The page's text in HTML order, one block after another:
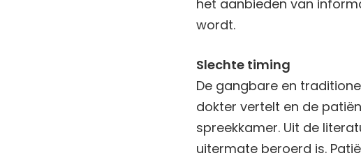
het aanbieden van
wordt.
Slechte timing
De gangbare en
dokter vertelt en de
spreekkamer. Uit de
uitermate beroerd is.